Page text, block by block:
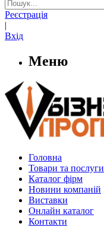
Реєстрація
|
Вхід
Меню
Головна
Товари та послуги
Каталог фірм
Новини компаній
Виставки
Онлайн каталог
Контакти